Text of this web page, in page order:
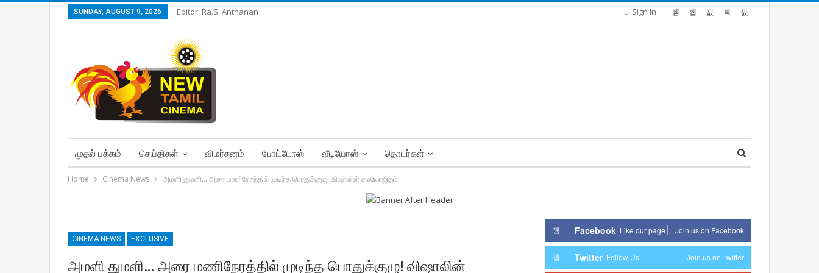
Sign In
SUNDAY, AUGUST 9, 2026 Editor: Ra.S. Anthanan
முதல் பக்கம் செய்திகள் விமர்சனம் போட்டோஸ் வீடியோஸ் தொடர்கள்
Home Cinema News அமளி துமளி… அரை மணிநேரத்தில் முடிந்த பொதுக்குழு! விஷாலின் சமயோஜிதம்!
CINEMA NEWS EXCLUSIVE
அமளி துமளி… அரை மணிநேரத்தில் முடிந்த பொதுக்குழு! விஷாலின்
Facebook Like our page Join us on Facebook
Twitter Follow Us Join us on Twitter